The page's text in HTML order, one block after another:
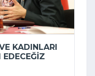
KADINLARI
EDECEĞIZ